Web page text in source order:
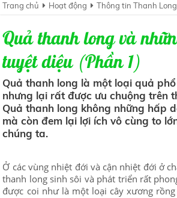
Trang chủ Hoạt động Thông tin Thanh Long
Quả thanh long và
tuyệt diệu (Phần 1)
Quả thanh long là một loại quả
nhưng lại rất được ưu chuộng trên
Quả thanh long không những hấp
mà còn đem lại lợi ích vô cùng to
chúng ta.
Ở các vùng nhiệt đới và cận nhiệt đới ở
thanh long sinh sôi và phát triển rất
được coi như là một loại cây xương